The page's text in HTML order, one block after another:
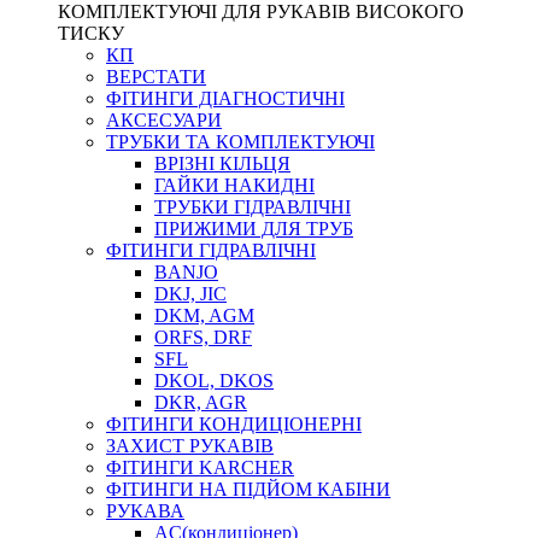
КОМПЛЕКТУЮЧІ ДЛЯ РУКАВІВ ВИСОКОГО
ТИСКУ
КП
ВЕРСТАТИ
ФІТИНГИ ДІАГНОСТИЧНІ
АКСЕСУАРИ
ТРУБКИ ТА КОМПЛЕКТУЮЧІ
ВРІЗНІ КІЛЬЦЯ
ГАЙКИ НАКИДНІ
ТРУБКИ ГІДРАВЛІЧНІ
ПРИЖИМИ ДЛЯ ТРУБ
ФІТИНГИ ГІДРАВЛІЧНІ
BANJO
DKJ, JIC
DKM, AGM
ORFS, DRF
SFL
DKOL, DKOS
DKR, AGR
ФІТИНГИ КОНДИЦІОНЕРНІ
ЗАХИСТ РУКАВІВ
ФІТИНГИ KARCHER
ФІТИНГИ НА ПІДЙОМ КАБІНИ
РУКАВА
AC(кондиціонер)